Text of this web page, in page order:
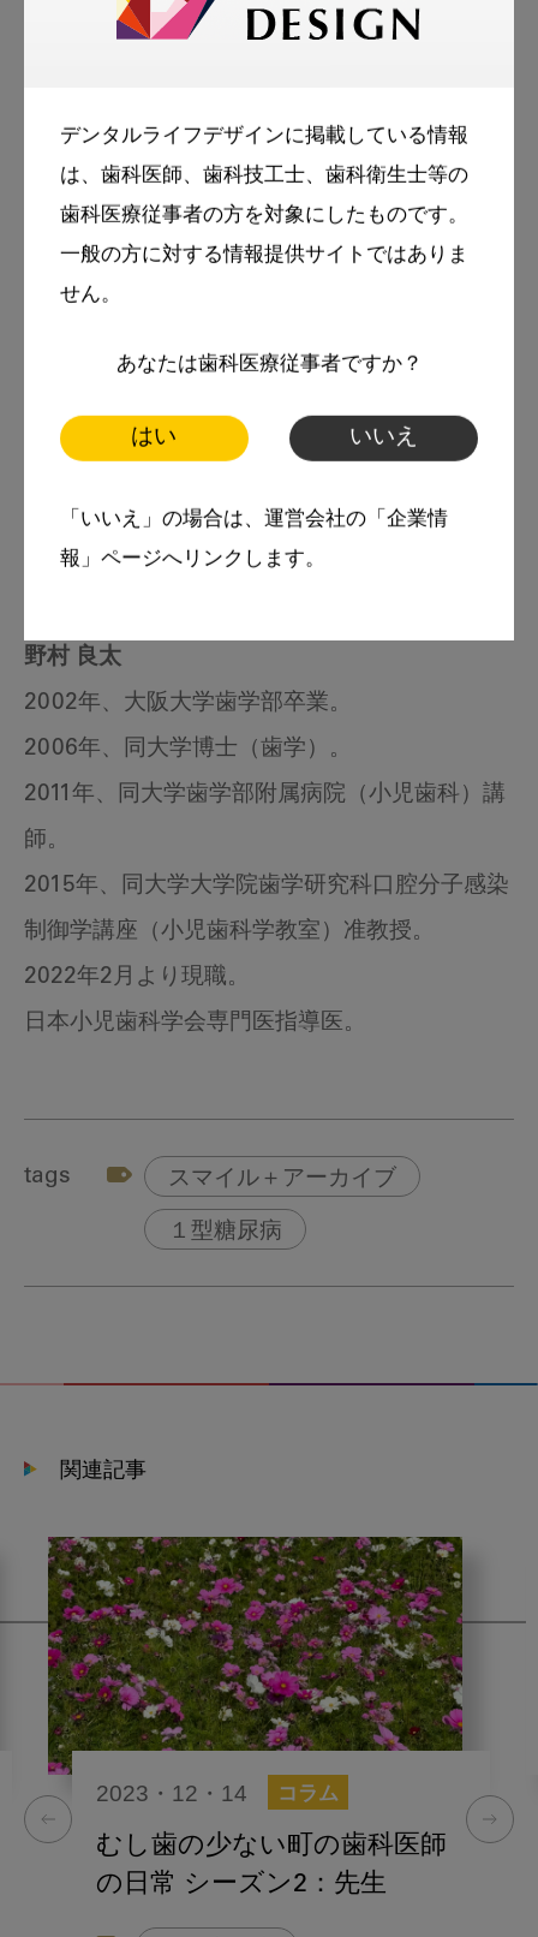
デンタルライフデザインに掲載している情報
は、歯科医師、歯科技工士、歯科衛生士等の
歯科医療従事者の方を対象にしたものです。
一般の方に対する情報提供サイトではありま
せん。
あなたは歯科医療従事者ですか？
はい いいえ
「いいえ」の場合は、運営会社の「企業情
報」ページへリンクします。
広島大学大学院医系科学研究科小児歯科学助教
歯科学教授 野村 良太
広島大学大学院医系科学研究科小児歯科学助教
岩本 優子
2009年、広島大学歯学部歯学科卒業。
日本小児歯科学会専門医。日本障害者歯科学会
野村 良太
2002年、大阪大学歯学部卒業。
2006年、同大学博士（歯学）。
2011年、同大学歯学部附属病院（小児歯科）講
師。
2015年、同大学大学院歯学研究科口腔分子感染
制御学講座（小児歯科学教室）准教授。
2022年2月より現職。
日本小児歯科学会専門医指導医。
tags スマイル＋アーカイブ
１型糖尿病
関連記事
2023・12・14 コラム
むし歯の少ない町の歯科医師
の日常 シーズン2：先生